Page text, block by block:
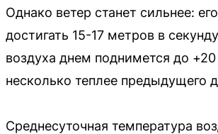
Однако ветер станет сильнее:
достигать 15-17 метров в
воздуха днем поднимется до +20
несколько теплее предыдущего
Среднесуточная температура